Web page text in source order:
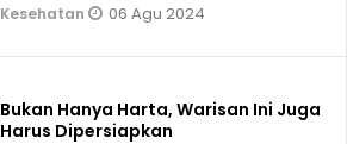
Kesehatan 06 Agu 2024
Bukan Hanya Harta, Warisan Ini Juga
Harus Dipersiapkan